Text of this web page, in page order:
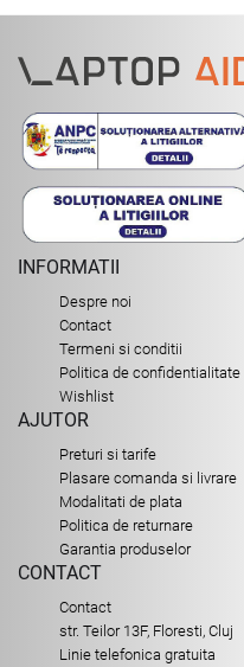
INFORMATII
Despre noi
Contact
Termeni si conditii
Politica de confidentialitate
Wishlist
AJUTOR
Preturi si tarife
Plasare comanda si livrare
Modalitati de plata
Politica de returnare
Garantia produselor
CONTACT
Contact
str. Teilor 13F, Floresti, Cluj
Linie telefonica gratuita